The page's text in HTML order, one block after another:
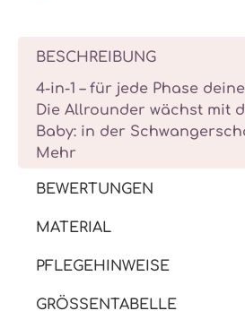
BESCHREIBUNG
4-in-1 – für jede Phase
Die Allrounder wächst mit
Baby: in der
Mehr
BEWERTUNGEN
MATERIAL
PFLEGEHINWEISE
GRÖSSENTABELLE